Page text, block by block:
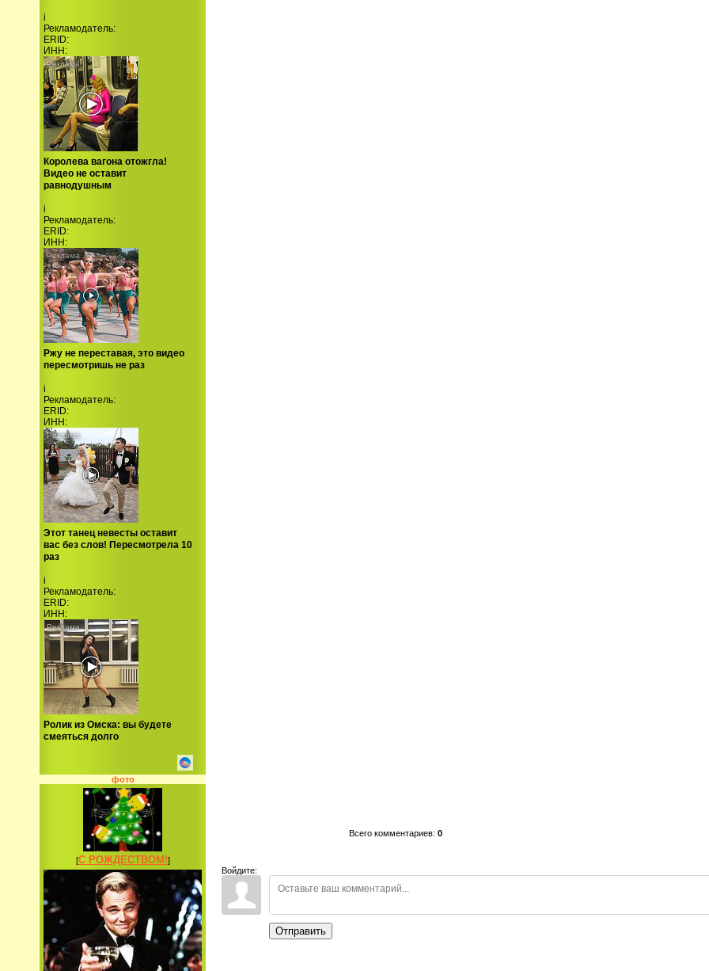
i
Рекламодатель:
ERID:
ИНН:
Королева вагона отожгла!
Видео не оставит
равнодушным
i
Рекламодатель:
ERID:
ИНН:
Ржу не переставая, это видео
пересмотришь не раз
i
Рекламодатель:
ERID:
ИНН:
Этот танец невесты оставит
вас без слов! Пересмотрела 10
раз
i
Рекламодатель:
ERID:
ИНН:
Ролик из Омска: вы будете
смеяться долго
фото
[С РОЖДЕСТВОМ!]
Всего комментариев: 0
Войдите:
Отправить